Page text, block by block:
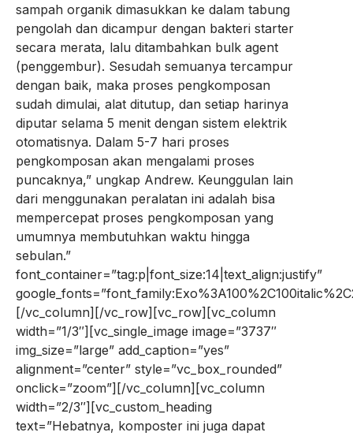
sampah organik dimasukkan ke dalam tabung
pengolah dan dicampur dengan bakteri starter
secara merata, lalu ditambahkan bulk agent
(penggembur). Sesudah semuanya tercampur
dengan baik, maka proses pengkomposan
sudah dimulai, alat ditutup, dan setiap harinya
diputar selama 5 menit dengan sistem elektrik
otomatisnya. Dalam 5-7 hari proses
pengkomposan akan mengalami proses
puncaknya,” ungkap Andrew. Keunggulan lain
dari menggunakan peralatan ini adalah bisa
mempercepat proses pengkomposan yang
umumnya membutuhkan waktu hingga
sebulan.”
font_container=”tag:p|font_size:14|text_align:justify”
[/vc_column][/vc_row][vc_row][vc_column
width=”1/3″][vc_single_image image=”3737″
img_size=”large” add_caption=”yes”
alignment=”center” style=”vc_box_rounded”
onclick=”zoom”][/vc_column][vc_column
width=”2/3″][vc_custom_heading
text=”Hebatnya, komposter ini juga dapat